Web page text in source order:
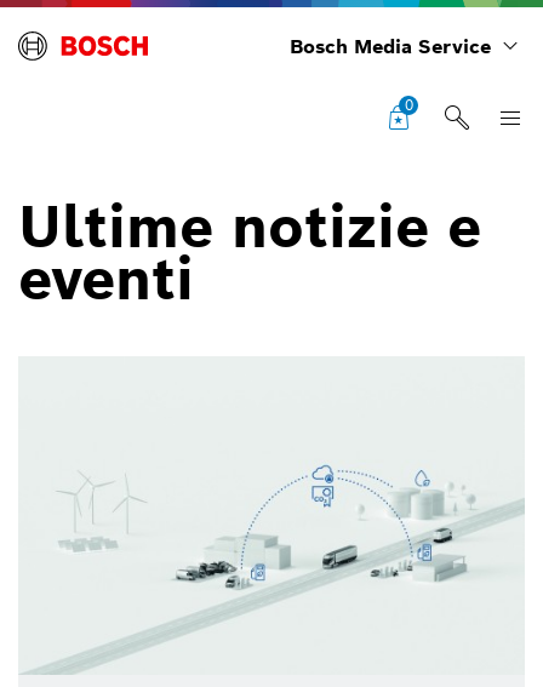
Bosch Media Service
0
Ultime notizie e
eventi